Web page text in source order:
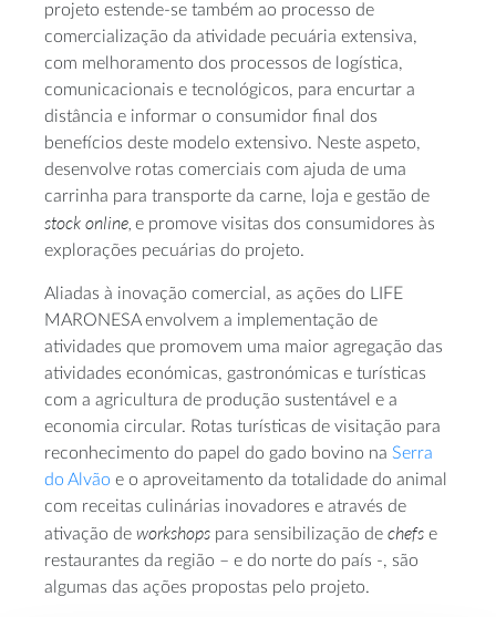
projeto estende-se também ao processo de
comercialização da atividade pecuária extensiva,
com melhoramento dos processos de logística,
comunicacionais e tecnológicos, para encurtar a
distância e informar o consumidor final dos
benefícios deste modelo extensivo. Neste aspeto,
desenvolve rotas comerciais com ajuda de uma
carrinha para transporte da carne, loja e gestão de
stock online, e promove visitas dos consumidores às
explorações pecuárias do projeto.
Aliadas à inovação comercial, as ações do LIFE
MARONESA envolvem a implementação de
atividades que promovem uma maior agregação das
atividades económicas, gastronómicas e turísticas
com a agricultura de produção sustentável e a
economia circular. Rotas turísticas de visitação para
reconhecimento do papel do gado bovino na Serra
do Alvão e o aproveitamento da totalidade do animal
com receitas culinárias inovadores e através de
ativação de workshops para sensibilização de chefs e
restaurantes da região – e do norte do país -, são
algumas das ações propostas pelo projeto.